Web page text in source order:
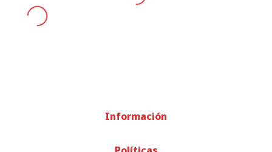
Información